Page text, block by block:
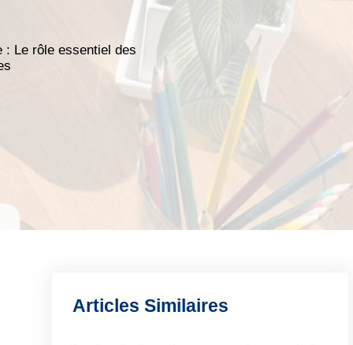
: Le rôle essentiel des
Articles Similaires